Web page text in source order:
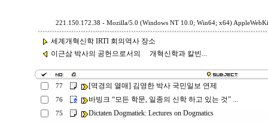
221.150.172.38 - Mozilla/5.0 (Windows NT 10.0; Win64; x64)
세계개혁신학 IRTI 회의역사 장소
이근삼 박사의 공헌으로서의 개혁신학과 칼빈...
77 [역경의 열매] 김영한 박사 국민일보 연제
76 바빙크 “모든 학문, 일종의 신학 하고 있는 것” ...
75 Dictaten Dogmatiek: Lectures on Dogmatics